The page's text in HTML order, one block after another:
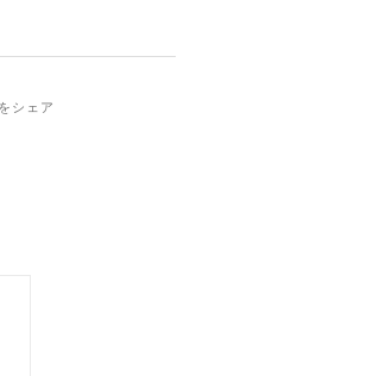
シェア